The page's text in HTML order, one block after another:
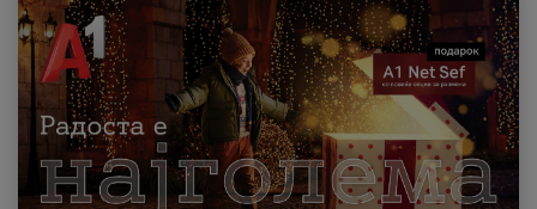
МК EN SQ
Приватни Деловни